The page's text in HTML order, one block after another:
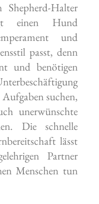
Halter
einen Hund
und
passt, denn
und benötigen
suchen,
unerwünschte
Die schnelle
lässt
Partner
Menschen tun